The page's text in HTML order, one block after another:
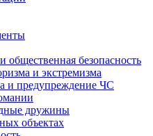
общественная безопасность
и экстремизма
и предупреждение ЧС
дружины
объектах